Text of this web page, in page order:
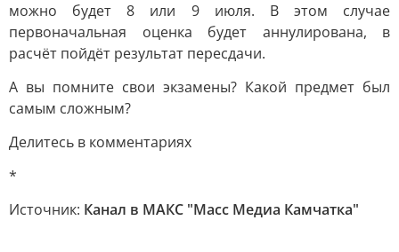
можно будет 8 или 9 июля. В этом случае
первоначальная оценка будет аннулирована, в
расчёт пойдёт результат пересдачи.
А вы помните свои экзамены? Какой предмет был
самым сложным?
Делитесь в комментариях
*
Источник: Канал в МАКС "Масс Медиа Камчатка"